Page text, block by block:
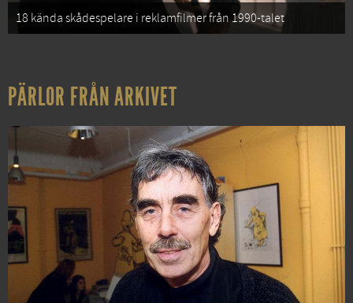
18 kända skådespelare i reklamfilmer från 1990-talet
PÄRLOR FRÅN ARKIVET